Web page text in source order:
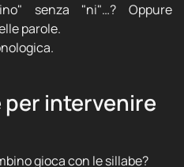
senza "ni"…? Oppure
parole.
per intervenire
gioca con le sillabe?